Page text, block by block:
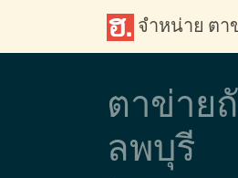
จำหน่าย ตา
ตาข่าย
ลพบุรี